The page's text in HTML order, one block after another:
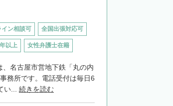
イン相談可 全国出張対応可
以上 女性弁護士在籍
名古屋市営地下鉄「丸の内
務所です。電話受付は毎日6
い... 続きを読む